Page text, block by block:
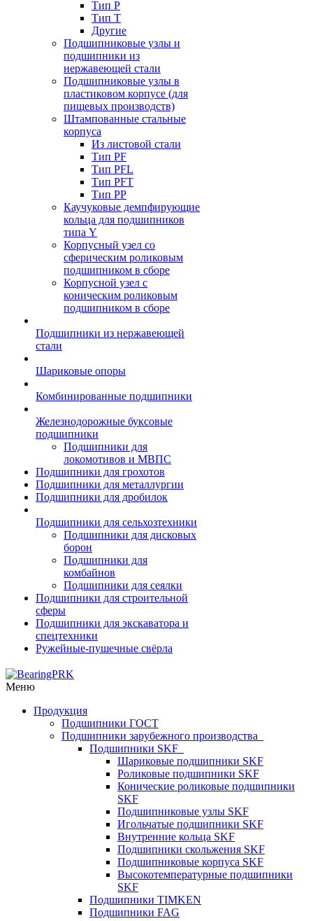
Тип P
Тип T
Другие
Подшипниковые узлы и
подшипники из
нержавеющей стали
Подшипниковые узлы в
пластиковом корпусе (для
пищевых производств)
Штампованные стальные
корпуса
Из листовой стали
Тип PF
Тип PFL
Тип PFT
Тип PP
Каучуковые демпфирующие
кольца для подшипников
типа Y
Корпусный узел со
сферическим роликовым
подшипником в сборе
Корпусной узел с
коническим роликовым
подшипником в сборе
Подшипники из нержавеющей
стали
Шариковые опоры
Комбинированные подшипники
Железнодорожные буксовые
подшипники
Подшипники для
локомотивов и МВПС
Подшипники для грохотов
Подшипники для металлургии
Подшипники для дробилок
Подшипники для сельхозтехники
Подшипники для дисковых
борон
Подшипники для
комбайнов
Подшипники для сеялки
Подшипники для строительной
сферы
Подшипники для экскаватора и
спецтехники
Ружейные-пушечные свёрла
Меню
Продукция
Подшипники ГОСТ
Подшипники зарубежного производства
Подшипники SKF
Шариковые подшипники SKF
Роликовые подшипники SKF
Конические роликовые подшипники
SKF
Подшипниковые узлы SKF
Игольчатые подшипники SKF
Внутренние кольца SKF
Подшипники скольжения SKF
Подшипниковые корпуса SKF
Высокотемпературные подшипники
SKF
Подшипники TIMKEN
Подшипники FAG